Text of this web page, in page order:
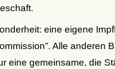
eine eigene
Alle anderen
eine gemeinsame, die